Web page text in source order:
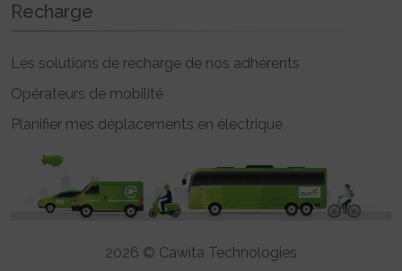
Recharge
Les solutions de recharge de nos adhérents
Opérateurs de mobilité
Planifier mes déplacements en électrique
2026 © Cawita Technologies